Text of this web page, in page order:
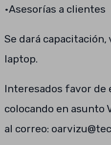
•Asesorías a clientes
Se dará
laptop.
Interesados favor de
colocando en asunto
al correo: